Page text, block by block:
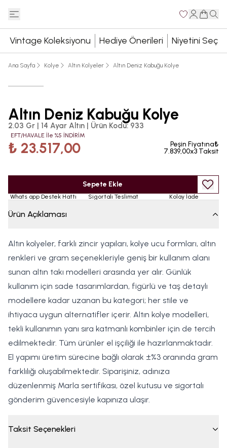
Vintage Koleksiyonu Hediye Önerileri Niyetini Seç
Ana Sayfa Kolye Altın Kolyeler Altın Deniz Kabuğu Kolye
Altın Deniz Kabuğu Kolye
2.03 Gr | 14 Ayar Altın | Ürün Kodu: 933
EFT/HAVALE İle %5 İNDİRİM
₺ 23.517,00
Peşin Fiyatına₺
7.839,00x3 Taksit
Sepete Ekle
Whats app Destek Hattı Sigortalı Teslimat Kolay İade
Ürün Açıklaması
Altın kolyeler, farklı zincir yapıları, kolye ucu formları, altın
renkleri ve gram seçenekleriyle geniş bir kullanım alanı
sunan altın takı modelleri arasında yer alır. Günlük
kullanım için sade tasarımlardan, figürlü ve taş detaylı
modellere kadar uzanan bu kategori; her stile ve
ihtiyaca uygun alternatifler içerir. Altın kolye modelleri,
tekli kullanımın yanı sıra katmanlı kombinler için de tercih
edilmektedir. Tüm ürünler el işçiliği ile hazırlanmaktadır.
El yapımı üretim sürecine bağlı olarak ±%3 oranında gram
farklılığı oluşabilmektedir. Siparişiniz, adınıza
düzenlenmiş Marla sertifikası, özel kutusu ve sigortalı
gönderim güvencesiyle kapınıza ulaşır.
Taksit Seçenekleri